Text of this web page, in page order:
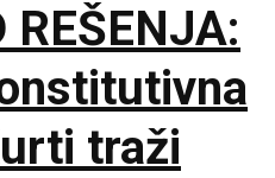
REŠENJA:
traži